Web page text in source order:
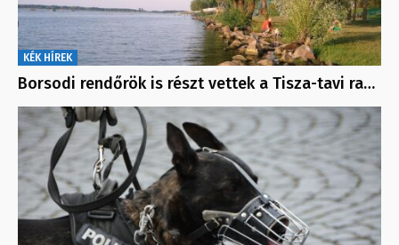
KÉK HÍREK
Borsodi rendőrök is részt vettek a Tisza-tavi ra…